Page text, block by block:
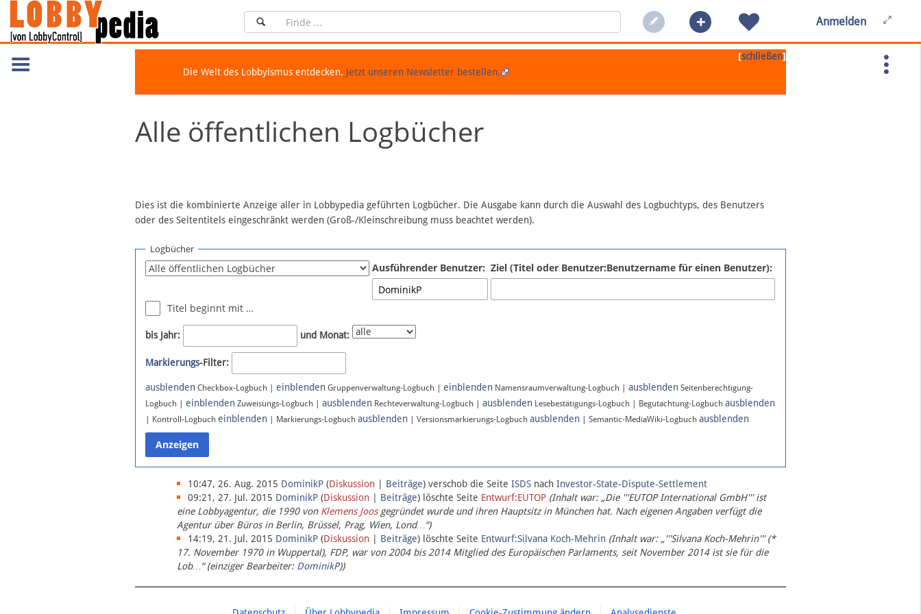
Anmelden
[schließen]
Die Welt des Lobbyismus entdecken. Jetzt unseren Newsletter bestellen.
Alle öffentlichen Logbücher
Dies ist die kombinierte Anzeige aller in Lobbypedia geführten Logbücher. Die Ausgabe kann durch die Auswahl des Logbuchtyps, des Benutzers
oder des Seitentitels eingeschränkt werden (Groß-/Kleinschreibung muss beachtet werden).
Logbücher
Ausführender Benutzer: Ziel (Titel oder Benutzer:Benutzername für einen Benutzer):
Titel beginnt mit …
bis Jahr: und Monat:
Markierungs-Filter:
ausblenden Checkbox-Logbuch | einblenden Gruppenverwaltung-Logbuch | einblenden Namensraumverwaltung-Logbuch | ausblenden Seitenberechtigung-
Logbuch | einblenden Zuweisungs-Logbuch | ausblenden Rechteverwaltung-Logbuch | ausblenden Lesebestätigungs-Logbuch | Begutachtung-Logbuch ausblenden
| Kontroll-Logbuch einblenden | Markierungs-Logbuch ausblenden | Versionsmarkierungs-Logbuch ausblenden | Semantic-MediaWiki-Logbuch ausblenden
10:47, 26. Aug. 2015 DominikP (Diskussion | Beiträge) verschob die Seite ISDS nach Investor-State-Dispute-Settlement
09:21, 27. Jul. 2015 DominikP (Diskussion | Beiträge) löschte Seite Entwurf:EUTOP (Inhalt war: „Die '''EUTOP International GmbH''' ist
eine Lobbyagentur, die 1990 von Klemens Joosgegründet wurde und ihren Hauptsitz in München hat. Nach eigenen Angaben verfügt die
Agentur über Büros in Berlin, Brüssel, Prag, Wien, Lond…“)
14:19, 21. Jul. 2015 DominikP (Diskussion | Beiträge) löschte Seite Entwurf:Silvana Koch-Mehrin (Inhalt war: „'''Silvana Koch-Mehrin''' (*
17. November 1970 in Wuppertal), FDP, war von 2004 bis 2014 Mitglied des Europäischen Parlaments, seit November 2014 ist sie für die
Lob…“ (einziger Bearbeiter: DominikP))